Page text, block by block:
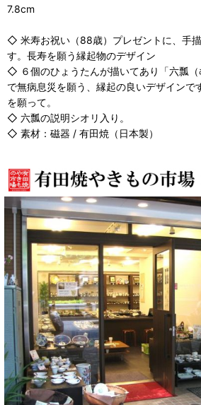
7.8cm
◇ 米寿お祝い（88歳）プレゼントに、手
す。長寿を願う縁起物のデザイン
◇ ６個のひょうたんが描いてあり「六瓢（
で無病息災を願う、縁起の良いデザインで
を願って。
◇ 六瓢の説明シオリ入り。
◇ 素材：磁器 / 有田焼（日本製）